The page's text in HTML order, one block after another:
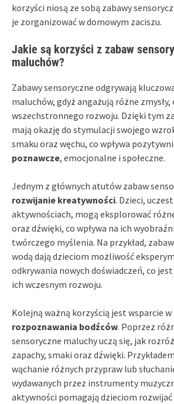
korzyści niosą ze sobą zabawy
je zorganizować w domowym zaciszu.
Jakie są korzyści z zabaw
maluchów?
Zabawy sensoryczne odgrywają
maluchów, gdyż angażują różne zmysły,
wszechstronnego rozwoju. Dzięki tym
mają okazję do stymulacji swojego
smaku oraz węchu, co wpływa
poznawcze, emocjonalne i społeczne.
Jednym z głównych atutów zabaw
rozwijanie kreatywności. Dzieci,
aktywnościach, mogą eksplorować
oraz dźwięki, co wpływa na ich
twórczego myślenia. Na przykład,
wodą dają dzieciom możliwość
odkrywania nowych doświadczeń, co
ich wczesnym rozwoju.
Kolejną ważną korzyścią jest wsparcie w
rozpoznawania bodźców. Poprzez
sensoryczne maluchy uczą się, jak
zapachy, smaki oraz dźwięki.
wąchanie różnych przypraw lub
wydawanych przez instrumenty
aktywności pomagają dzieciom